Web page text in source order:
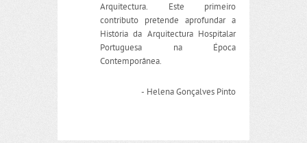
Arquitectura. Este primeiro
contributo pretende aprofundar a
História da Arquitectura Hospitalar
Portuguesa na Época
Contemporânea.
- Helena Gonçalves Pinto